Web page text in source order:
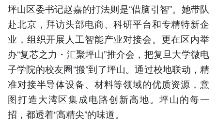
坪山区委书记赵嘉的打法则是“借脑引智”。她带队
赴北京，拜访头部电商、科研平台和专精特新企
业，组织开展人工智能产业对接会。更在区内举
办“复芯之力・汇聚坪山”推介会，把复旦大学微电
子学院的校友圈“搬”到了坪山。通过校地联动，精
准对接半导体设备、材料等领域的优质资源，意
图打造大湾区集成电路创新高地。坪山的每一
招，都透着“高精尖”的味道。